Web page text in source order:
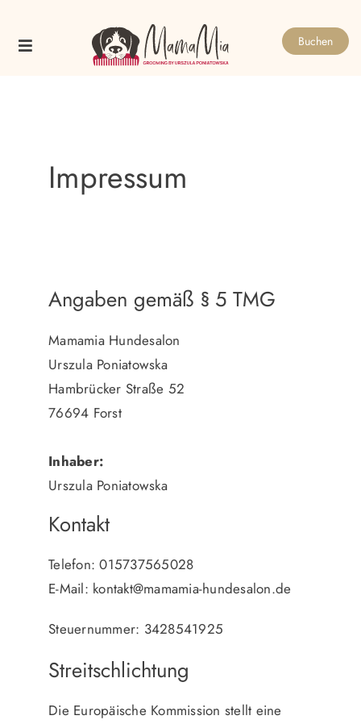
Buchen
Impressum
Angaben gemäß § 5 TMG
Mamamia Hundesalon
Urszula Poniatowska
Hambrücker Straße 52
76694 Forst
Inhaber:
Urszula Poniatowska
Kontakt
Telefon: 015737565028
E-Mail: kontakt@mamamia-hundesalon.de
Steuernummer: 3428541925
Streitschlichtung
Die Europäische Kommission stellt eine